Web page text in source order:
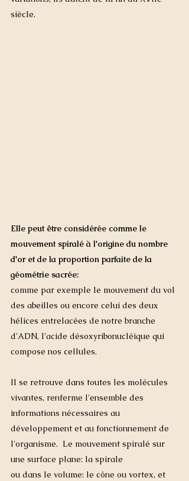
siècle.
Elle peut être considérée comme le
mouvement spiralé à l'origine du nombre
d'or et de la proportion parfaite de la
géométrie sacrée:
comme par exemple le mouvement du vol
des abeilles ou encore celui des deux
hélices entrelacées de notre branche
d'ADN, l'acide désoxyribonucléique qui
compose nos cellules.
Il se retrouve dans toutes les molécules
vivantes, renferme l'ensemble des
informations nécessaires au
développement et au fonctionnement de
l'organisme.  Le mouvement spiralé sur
une surface plane: la spirale
ou dans le volume: le cône ou vortex, et